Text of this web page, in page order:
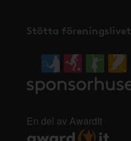
Stötta föreningslivet
En del av AwardIt